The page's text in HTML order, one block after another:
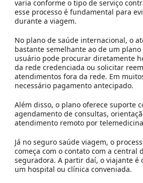
varia conforme o tipo de serviço
esse processo é fundamental para
durante a viagem.
No plano de saúde internacional, o
bastante semelhante ao de um
usuário pode procurar diretamente
da rede credenciada ou solicitar
atendimentos fora da rede. Em
necessário pagamento antecipado.
Além disso, o plano oferece suporte
agendamento de consultas,
atendimento remoto por
Já no seguro saúde viagem, o
começa com o contato com a central
seguradora. A partir daí, o viajante é
um hospital ou clínica conveniada.